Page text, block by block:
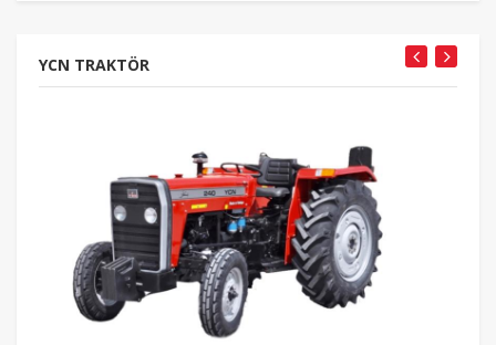
YCN TRAKTÖR